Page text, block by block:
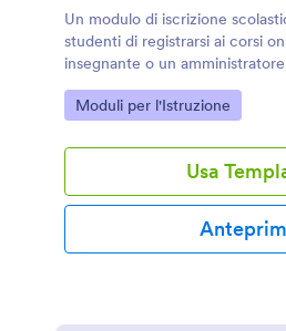
Un modulo di iscrizione
studenti di registrarsi ai corsi
insegnante o un
modulo gratuito di iscrizione
raccogliere rapidamente le
Go to Category:
Moduli per l'Istruzione
Usa